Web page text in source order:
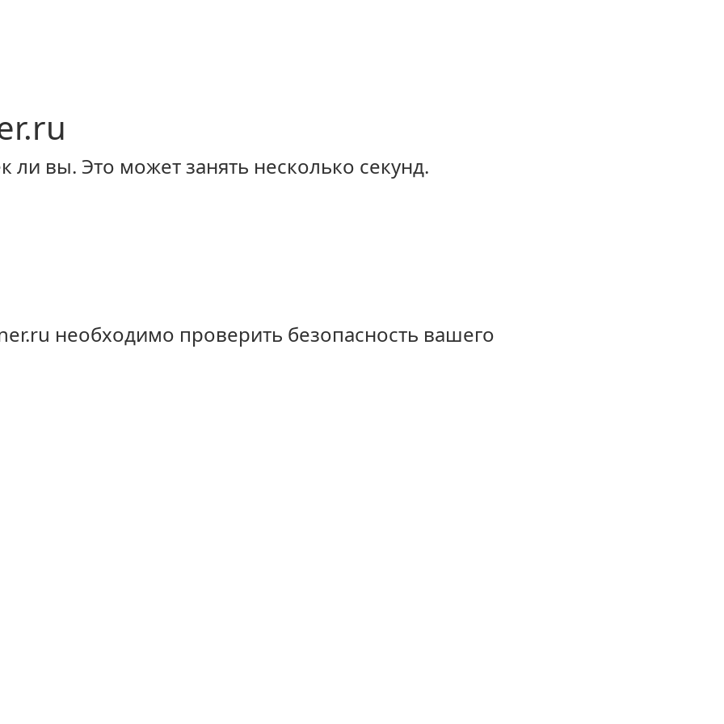
ли вы. Это может занять несколько секунд.
необходимо проверить безопасность вашего